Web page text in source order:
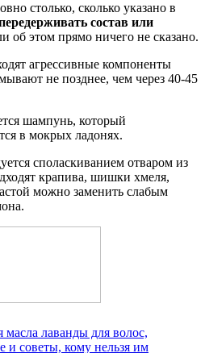
столько, сколько указано в
состав или
об этом прямо ничего не сказано.
агрессивные компоненты
не позднее, чем через 40-45
шампунь, который
в мокрых ладонях.
споласкиванием отваром из
крапива, шишки хмеля,
можно заменить слабым
лаванды для волос,
и советы, кому нельзя им